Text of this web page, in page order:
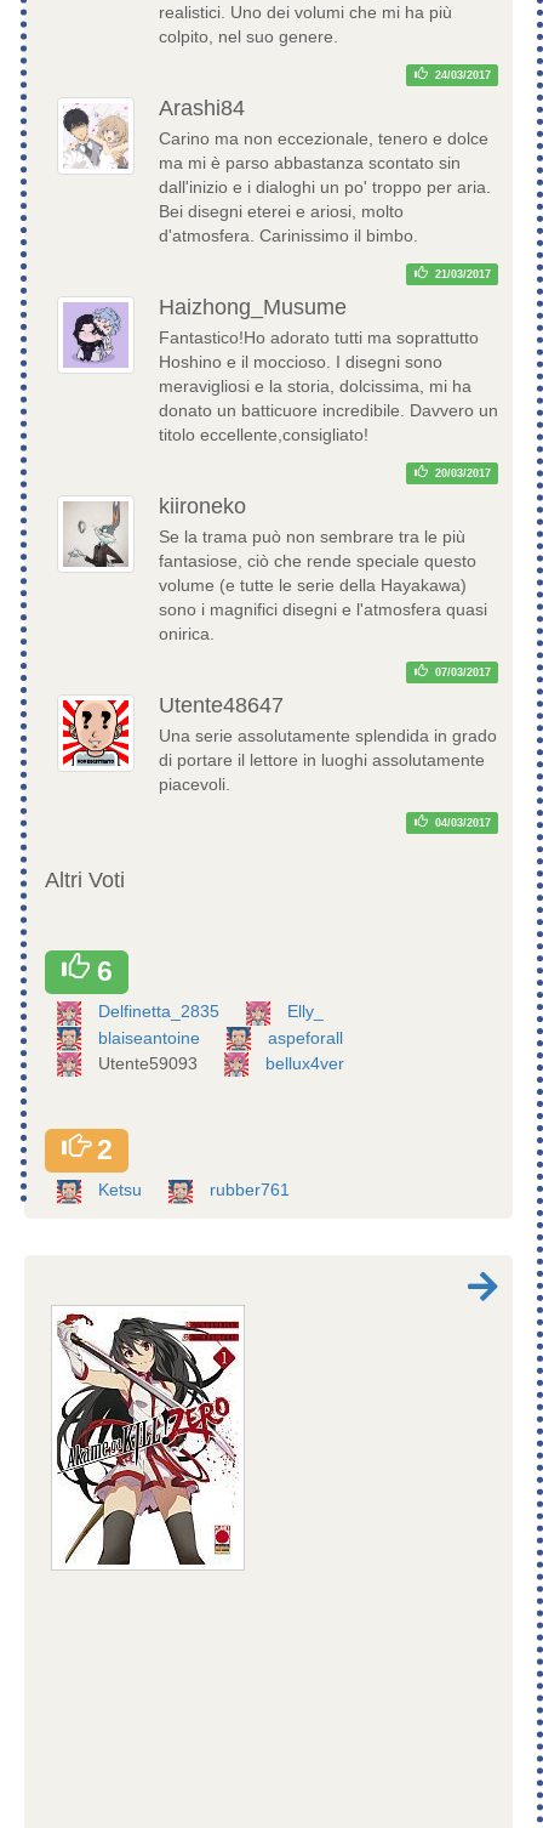
realistici. Uno dei volumi che mi ha più
colpito, nel suo genere.
24/03/2017
Arashi84
Carino ma non eccezionale, tenero e dolce
ma mi è parso abbastanza scontato sin
dall'inizio e i dialoghi un po' troppo per aria.
Bei disegni eterei e ariosi, molto
d'atmosfera. Carinissimo il bimbo.
21/03/2017
Haizhong_Musume
Fantastico!Ho adorato tutti ma soprattutto
Hoshino e il moccioso. I disegni sono
meravigliosi e la storia, dolcissima, mi ha
donato un batticuore incredibile. Davvero un
titolo eccellente,consigliato!
20/03/2017
kiironeko
Se la trama può non sembrare tra le più
fantasiose, ciò che rende speciale questo
volume (e tutte le serie della Hayakawa)
sono i magnifici disegni e l'atmosfera quasi
onirica.
07/03/2017
Utente48647
Una serie assolutamente splendida in grado
di portare il lettore in luoghi assolutamente
piacevoli.
04/03/2017
Altri Voti
6
Delfinetta_2835
Elly_
blaiseantoine
aspeforall
Utente59093
bellux4ver
2
Ketsu rubber761